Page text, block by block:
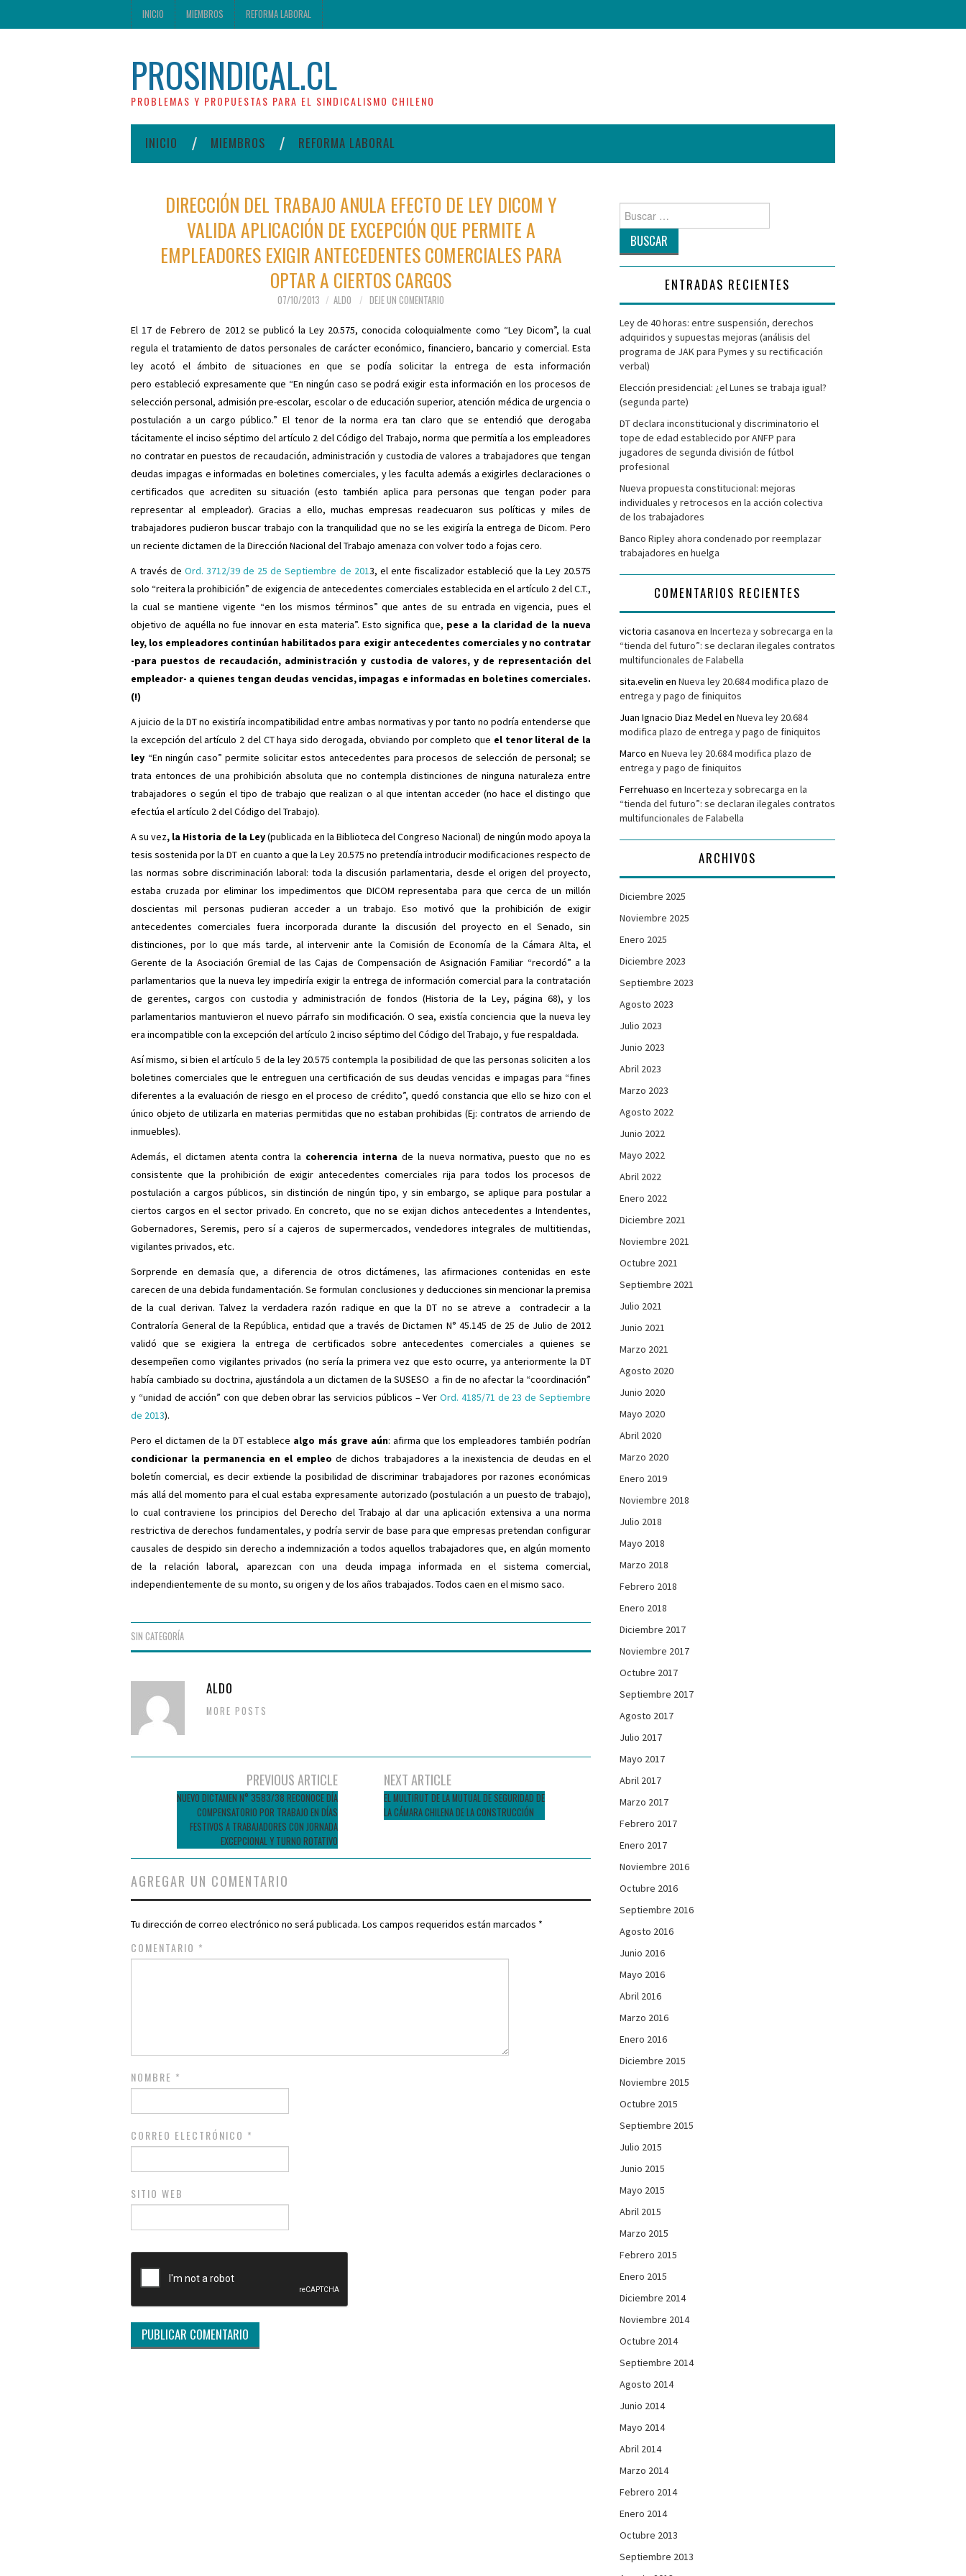
INICIO MIEMBROS REFORMA LABORAL
PROSINDICAL.CL
PROBLEMAS Y PROPUESTAS PARA EL SINDICALISMO CHILENO
INICIO MIEMBROS REFORMA LABORAL
DIRECCIÓN DEL TRABAJO ANULA EFECTO DE LEY DICOM Y
VALIDA APLICACIÓN DE EXCEPCIÓN QUE PERMITE A
EMPLEADORES EXIGIR ANTECEDENTES COMERCIALES PARA
OPTAR A CIERTOS CARGOS
07/10/2013 ALDO DEJE UN COMENTARIO
El 17 de Febrero de 2012 se publicó la Ley 20.575, conocida coloquialmente como “Ley Dicom”, la cual
regula el tratamiento de datos personales de carácter económico, financiero, bancario y comercial. Esta
ley acotó el ámbito de situaciones en que se podía solicitar la entrega de esta información
pero estableció expresamente que “En ningún caso se podrá exigir esta información en los procesos de
selección personal, admisión pre-escolar, escolar o de educación superior, atención médica de urgencia o
postulación a un cargo público.” El tenor de la norma era tan claro que se entendió que derogaba
tácitamente el inciso séptimo del artículo 2 del Código del Trabajo, norma que permitía a los empleadores
no contratar en puestos de recaudación, administración y custodia de valores a trabajadores que tengan
deudas impagas e informadas en boletines comerciales, y les faculta además a exigirles declaraciones o
certificados que acrediten su situación (esto también aplica para personas que tengan poder para
representar al empleador). Gracias a ello, muchas empresas readecuaron sus políticas y miles de
trabajadores pudieron buscar trabajo con la tranquilidad que no se les exigiría la entrega de Dicom. Pero
un reciente dictamen de la Dirección Nacional del Trabajo amenaza con volver todo a fojas cero.
A través deOrd. 3712/39 de 25 de Septiembre de 2013, el ente fiscalizador estableció que la Ley 20.575
solo “reitera la prohibición” de exigencia de antecedentes comerciales establecida en el artículo 2 del C.T.,
la cual se mantiene vigente “en los mismos términos” que antes de su entrada en vigencia, pues el
objetivo de aquélla no fue innovar en esta materia”. Esto significa que, pese a la claridad de la nueva
ley, los empleadores continúan habilitados para exigir antecedentes comerciales y no contratar
-para puestos de recaudación, administración y custodia de valores, y de representación del
empleador- a quienes tengan deudas vencidas, impagas e informadas en boletines comerciales.
(!)
A juicio de la DT no existiría incompatibilidad entre ambas normativas y por tanto no podría entenderse que
la excepción del artículo 2 del CT haya sido derogada, obviando por completo que el tenor literal de la
ley “En ningún caso” permite solicitar estos antecedentes para procesos de selección de personal; se
trata entonces de una prohibición absoluta que no contempla distinciones de ninguna naturaleza entre
trabajadores o según el tipo de trabajo que realizan o al que intentan acceder (no hace el distingo que
efectúa el artículo 2 del Código del Trabajo).
A su vez, la Historia de la Ley(publicada en la Biblioteca del Congreso Nacional) de ningún modo apoya la
tesis sostenida por la DT en cuanto a que la Ley 20.575 no pretendía introducir modificaciones respecto de
las normas sobre discriminación laboral: toda la discusión parlamentaria, desde el origen del proyecto,
estaba cruzada por eliminar los impedimentos que DICOM representaba para que cerca de un millón
doscientas mil personas pudieran acceder a un trabajo. Eso motivó que la prohibición de exigir
antecedentes comerciales fuera incorporada durante la discusión del proyecto en el Senado, sin
distinciones, por lo que más tarde, al intervenir ante la Comisión de Economía de la Cámara Alta, el
Gerente de la Asociación Gremial de las Cajas de Compensación de Asignación Familiar “recordó” a la
parlamentarios que la nueva ley impediría exigir la entrega de información comercial para la contratación
de gerentes, cargos con custodia y administración de fondos (Historia de la Ley, página 68), y los
parlamentarios mantuvieron el nuevo párrafo sin modificación. O sea, existía conciencia que la nueva ley
era incompatible con la excepción del artículo 2 inciso séptimo del Código del Trabajo, y fue respaldada.
Así mismo, si bien el artículo 5 de la ley 20.575 contempla la posibilidad de que las personas soliciten a los
boletines comerciales que le entreguen una certificación de sus deudas vencidas e impagas para “fines
diferentes a la evaluación de riesgo en el proceso de crédito”, quedó constancia que ello se hizo con el
único objeto de utilizarla en materias permitidas que no estaban prohibidas (Ej: contratos de arriendo de
inmuebles).
Además, el dictamen atenta contra la coherencia interna de la nueva normativa, puesto que no es
consistente que la prohibición de exigir antecedentes comerciales rija para todos los procesos de
postulación a cargos públicos, sin distinción de ningún tipo, y sin embargo, se aplique para postular a
ciertos cargos en el sector privado. En concreto, que no se exijan dichos antecedentes a Intendentes,
Gobernadores, Seremis, pero sí a cajeros de supermercados, vendedores integrales de multitiendas,
vigilantes privados, etc.
Sorprende en demasía que, a diferencia de otros dictámenes, las afirmaciones contenidas en este
carecen de una debida fundamentación. Se formulan conclusiones y deducciones sin mencionar la premisa
de la cual derivan. Talvez la verdadera razón radique en que la DT no se atreve a contradecir a la
Contraloría General de la República, entidad que a través de Dictamen N° 45.145 de 25 de Julio de 2012
validó que se exigiera la entrega de certificados sobre antecedentes comerciales a quienes se
desempeñen como vigilantes privados (no sería la primera vez que esto ocurre, ya anteriormente la DT
había cambiado su doctrina, ajustándola a un dictamen de la SUSESO a fin de no afectar la “coordinación”
y “unidad de acción” con que deben obrar las servicios públicos – Ver Ord. 4185/71 de 23 de Septiembre
de 2013).
Pero el dictamen de la DT establece algo más grave aún: afirma que los empleadores también podrían
condicionar la permanencia en el empleo de dichos trabajadores a la inexistencia de deudas en el
boletín comercial, es decir extiende la posibilidad de discriminar trabajadores por razones económicas
más allá del momento para el cual estaba expresamente autorizado (postulación a un puesto de trabajo),
lo cual contraviene los principios del Derecho del Trabajo al dar una aplicación extensiva a una norma
restrictiva de derechos fundamentales, y podría servir de base para que empresas pretendan configurar
causales de despido sin derecho a indemnización a todos aquellos trabajadores que, en algún momento
de la relación laboral, aparezcan con una deuda impaga informada en el sistema comercial,
independientemente de su monto, su origen y de los años trabajados. Todos caen en el mismo saco.
SIN CATEGORÍA
ALDO
MORE POSTS
PREVIOUS ARTICLE
NUEVO DICTAMEN N° 3583/38 RECONOCE DÍA
COMPENSATORIO POR TRABAJO EN DÍAS
FESTIVOS A TRABAJADORES CON JORNADA
EXCEPCIONAL Y TURNO ROTATIVO
NEXT ARTICLE
EL MULTIRUT DE LA MUTUAL DE SEGURIDAD DE
LA CÁMARA CHILENA DE LA CONSTRUCCIÓN
AGREGAR UN COMENTARIO
Tu dirección de correo electrónico no será publicada. Los campos requeridos están marcados *
COMENTARIO *
NOMBRE *
CORREO ELECTRÓNICO *
SITIO WEB
Buscar
por:
ENTRADAS RECIENTES
Ley de 40 horas: entre suspensión, derechos
adquiridos y supuestas mejoras (análisis del
programa de JAK para Pymes y su rectificación
verbal)
Elección presidencial: ¿el Lunes se trabaja igual?
(segunda parte)
DT declara inconstitucional y discriminatorio el
tope de edad establecido por ANFP para
jugadores de segunda división de fútbol
profesional
Nueva propuesta constitucional: mejoras
individuales y retrocesos en la acción colectiva
de los trabajadores
Banco Ripley ahora condenado por reemplazar
trabajadores en huelga
COMENTARIOS RECIENTES
victoria casanova en Incerteza y sobrecarga en la
“tienda del futuro”: se declaran ilegales contratos
multifuncionales de Falabella
sita.evelin en Nueva ley 20.684 modifica plazo de
entrega y pago de finiquitos
Juan Ignacio Diaz Medelen Nueva ley 20.684
modifica plazo de entrega y pago de finiquitos
Marco en Nueva ley 20.684 modifica plazo de
entrega y pago de finiquitos
Ferrehuaso en Incerteza y sobrecarga en la
“tienda del futuro”: se declaran ilegales contratos
multifuncionales de Falabella
ARCHIVOS
Diciembre 2025
Noviembre 2025
Enero 2025
Diciembre 2023
Septiembre 2023
Agosto 2023
Julio 2023
Junio 2023
Abril 2023
Marzo 2023
Agosto 2022
Junio 2022
Mayo 2022
Abril 2022
Enero 2022
Diciembre 2021
Noviembre 2021
Octubre 2021
Septiembre 2021
Julio 2021
Junio 2021
Marzo 2021
Agosto 2020
Junio 2020
Mayo 2020
Abril 2020
Marzo 2020
Enero 2019
Noviembre 2018
Julio 2018
Mayo 2018
Marzo 2018
Febrero 2018
Enero 2018
Diciembre 2017
Noviembre 2017
Octubre 2017
Septiembre 2017
Agosto 2017
Julio 2017
Mayo 2017
Abril 2017
Marzo 2017
Febrero 2017
Enero 2017
Noviembre 2016
Octubre 2016
Septiembre 2016
Agosto 2016
Junio 2016
Mayo 2016
Abril 2016
Marzo 2016
Enero 2016
Diciembre 2015
Noviembre 2015
Octubre 2015
Septiembre 2015
Julio 2015
Junio 2015
Mayo 2015
Abril 2015
Marzo 2015
Febrero 2015
Enero 2015
Diciembre 2014
Noviembre 2014
Octubre 2014
Septiembre 2014
Agosto 2014
Junio 2014
Mayo 2014
Abril 2014
Marzo 2014
Febrero 2014
Enero 2014
Octubre 2013
Septiembre 2013